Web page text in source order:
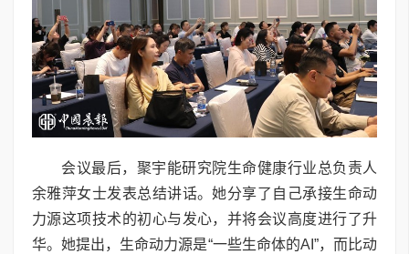
会议最后，聚宇能研究院生命健康行业总负责人
余雅萍女士发表总结讲话。她分享了自己承接生命动
力源这项技术的初心与发心，并将会议高度进行了升
华。她提出，生命动力源是“一些生命体的AI”，而比动